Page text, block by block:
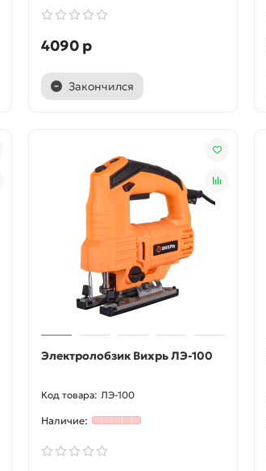
4090 р
Закончился
Электролобзик Вихрь ЛЭ-100
ЛЭ-100